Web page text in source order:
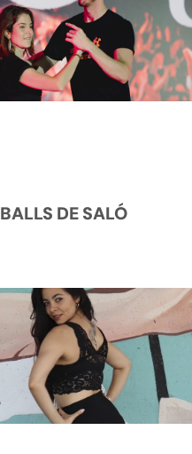
BALLS DE SALÓ